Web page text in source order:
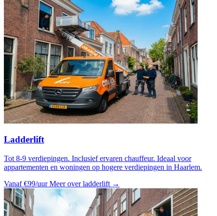
Ladderlift
Tot 8-9 verdiepingen. Inclusief ervaren chauffeur. Ideaal voor
appartementen en woningen op hogere verdiepingen in Haarlem.
Vanaf €99/uur Meer over ladderlift →